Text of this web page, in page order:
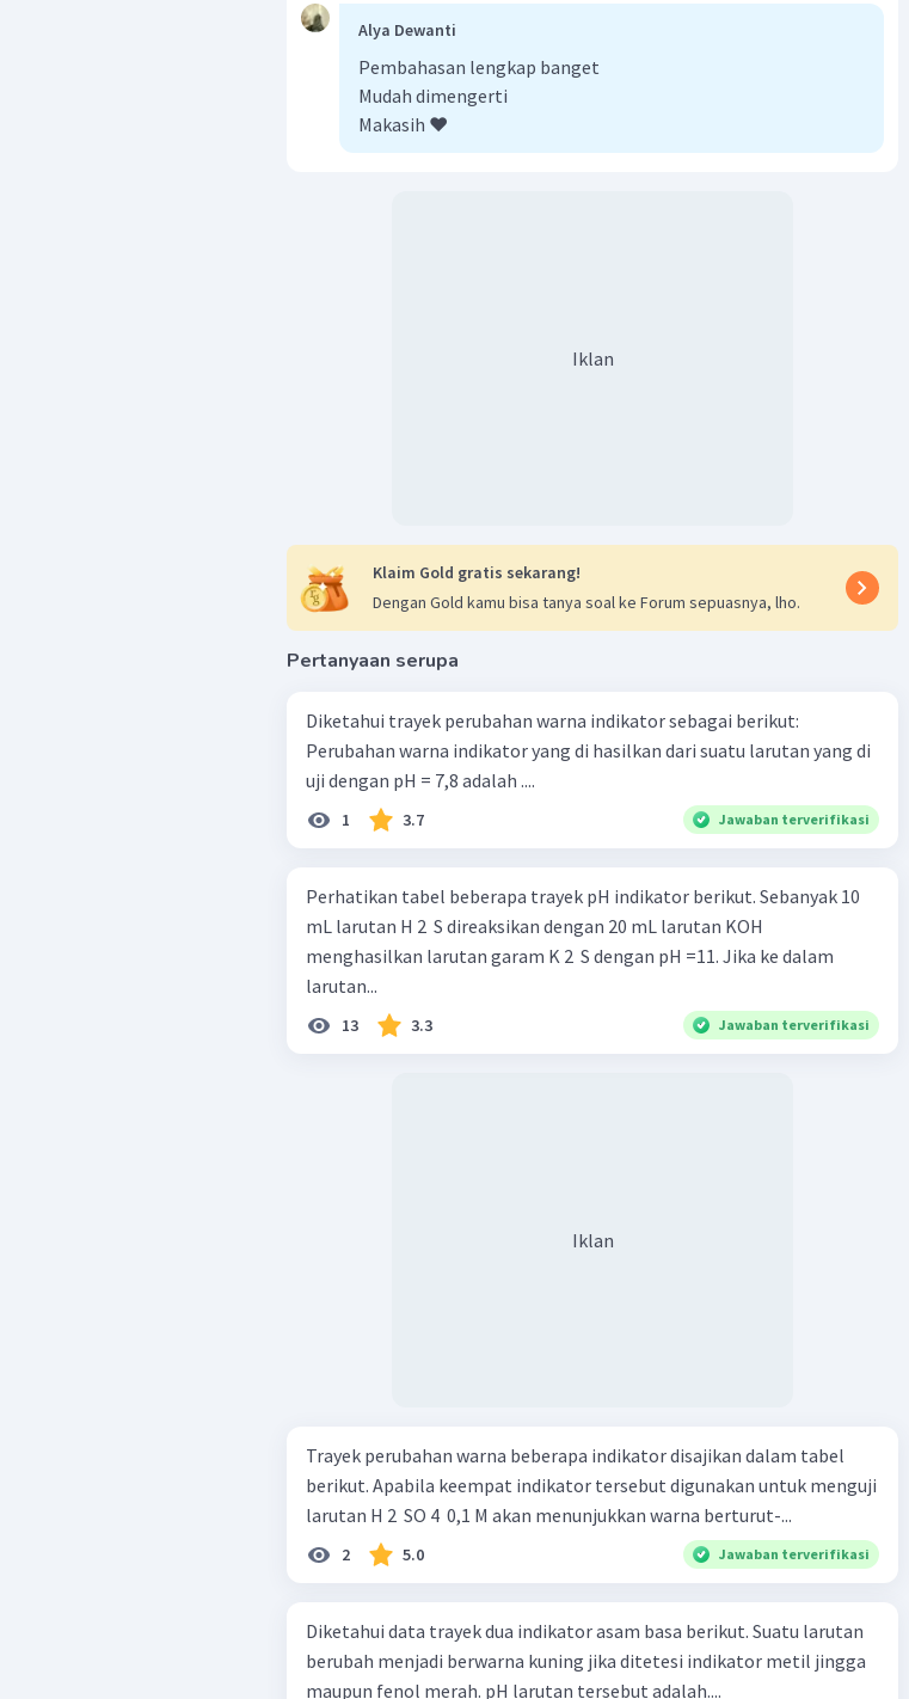
Dengan demikian, maka jawaban yang tepat adalah pH
limbah A yaitu
Alya Dewanti
Pembahasan lengkap banget
Mudah dimengerti
Makasih ❤️
Iklan
Klaim Gold gratis sekarang!
Dengan Gold kamu bisa tanya soal ke Forum sepuasnya, lho.
Pertanyaan serupa
Diketahui trayek perubahan warna indikator sebagai berikut:
Perubahan warna indikator yang di hasilkan dari suatu larutan yang di
uji dengan pH = 7,8 adalah ....
1 3.7 Jawaban terverifikasi
Perhatikan tabel beberapa trayek pH indikator berikut. Sebanyak 10
mL larutan H 2 ​ S direaksikan dengan 20 mL larutan KOH
menghasilkan larutan garam K 2 ​ S dengan pH =11. Jika ke dalam
larutan...
13 3.3 Jawaban terverifikasi
Iklan
Trayek perubahan warna beberapa indikator disajikan dalam tabel
berikut. Apabila keempat indikator tersebut digunakan untuk menguji
larutan H 2 ​ SO 4 ​ 0,1 M akan menunjukkan warna berturut-...
2 5.0 Jawaban terverifikasi
Diketahui data trayek dua indikator asam basa berikut. Suatu larutan
berubah menjadi berwarna kuning jika ditetesi indikator metil jingga
maupun fenol merah. pH larutan tersebut adalah....